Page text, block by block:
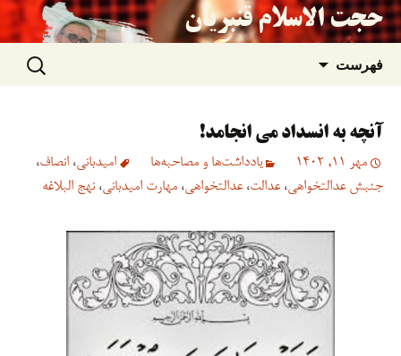
حجت الاسلام قنبریان
فهرست
نوشته‌ها
جستجو
برای:
آنچه به انسداد می انجامد!
مهر 11, 1402 یادداشت‌ها و مصاحبه‌ها امیدبانی، انصاف،
جنبش عدالتخواهی، عدالت، عدالتخواهی، مهارت امیدبانی، نهج البلاغه